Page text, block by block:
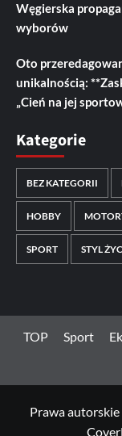
Węgierska
wyborów
Oto
unikalnością:
„Cień na jej
Kategorie
BEZ KATEGORII
HOBBY
SPORT STYL
TOP Sport
Prawa